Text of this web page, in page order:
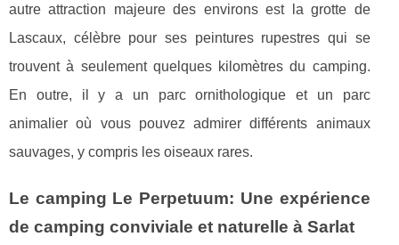
autre attraction majeure des environs est la grotte de
Lascaux, célèbre pour ses peintures rupestres qui se
trouvent à seulement quelques kilomètres du camping.
En outre, il y a un parc ornithologique et un parc
animalier où vous pouvez admirer différents animaux
sauvages, y compris les oiseaux rares.
Le camping Le Perpetuum: Une expérience
de camping conviviale et naturelle à Sarlat